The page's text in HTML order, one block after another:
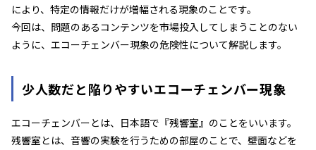
により、特定の情報だけが増幅される現象のことです。
今回は、問題のあるコンテンツを市場投入してしまうことのない
ように、エコーチェンバー現象の危険性について解説します。
少人数だと陥りやすいエコーチェンバー現象
エコーチェンバーとは、日本語で『残響室』のことをいいます。
残響室とは、音響の実験を行うための部屋のことで、壁面などを